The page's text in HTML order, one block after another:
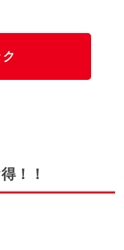
！！